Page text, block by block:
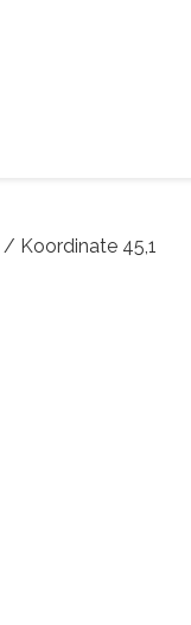
/ Koordinate 45,1